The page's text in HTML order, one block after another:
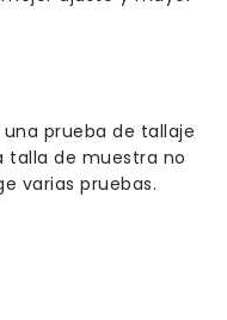
prueba de tallaje
talla de muestra no
varias pruebas.